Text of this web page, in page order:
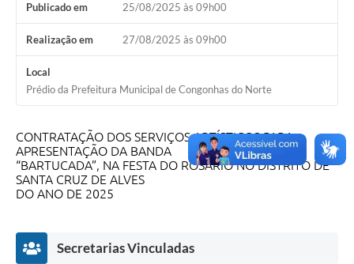
Publicado em 25/08/2025 às 09h00
Realização em 27/08/2025 às 09h00
Local
Prédio da Prefeitura Municipal de Congonhas do Norte
CONTRATAÇÃO DOS SERVIÇOS ARTÍSTICOS PARA
APRESENTAÇÃO DA BANDA
“BARTUCADA”, NA FESTA DO ROSÁRIO NO DISTRITO DE
SANTA CRUZ DE ALVES
DO ANO DE 2025
Secretarias Vinculadas